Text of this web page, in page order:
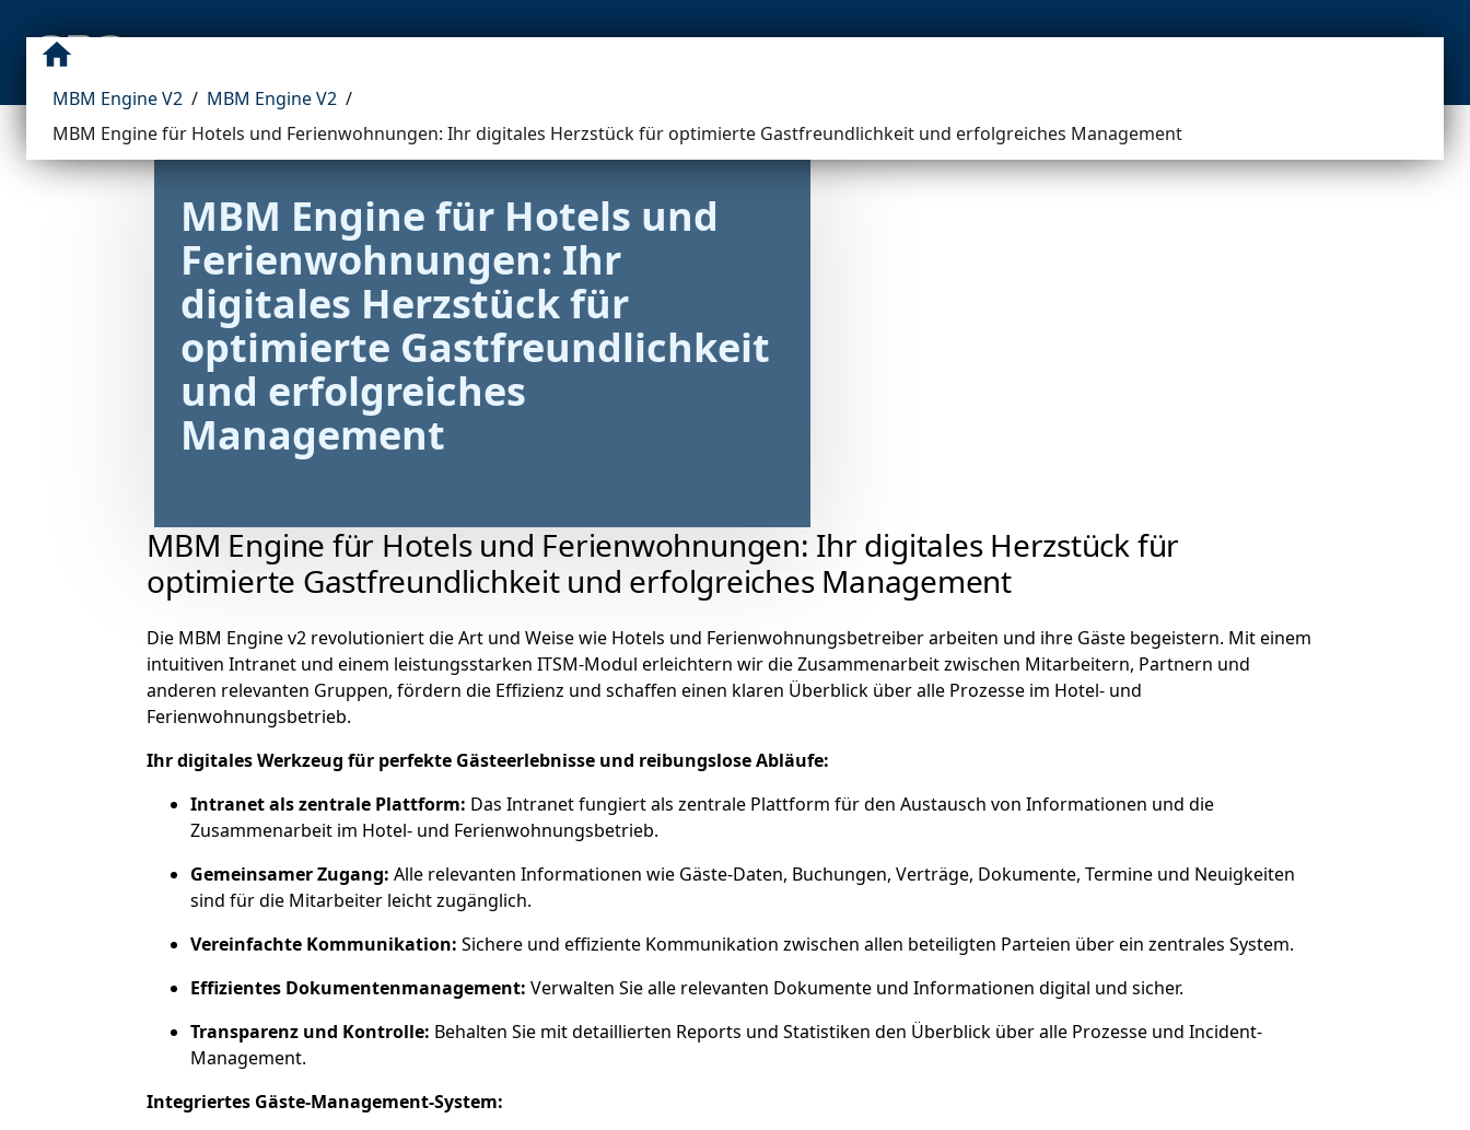
MBM Engine V2 / MBM Engine V2 /
MBM Engine für Hotels und Ferienwohnungen: Ihr digitales Herzstück für optimierte Gastfreundlichkeit und erfolgreiches Management
MBM Engine für Hotels und
Ferienwohnungen: Ihr
digitales Herzstück für
optimierte Gastfreundlichkeit
und erfolgreiches
Management
MBM Engine für Hotels und Ferienwohnungen: Ihr digitales Herzstück für
optimierte Gastfreundlichkeit und erfolgreiches Management
Die MBM Engine v2 revolutioniert die Art und Weise wie Hotels und Ferienwohnungsbetreiber arbeiten und ihre Gäste begeistern. Mit einem
intuitiven Intranet und einem leistungsstarken ITSM-Modul erleichtern wir die Zusammenarbeit zwischen Mitarbeitern, Partnern und
anderen relevanten Gruppen, fördern die Effizienz und schaffen einen klaren Überblick über alle Prozesse im Hotel- und
Ferienwohnungsbetrieb.
Ihr digitales Werkzeug für perfekte Gästeerlebnisse und reibungslose Abläufe:
Intranet als zentrale Plattform: Das Intranet fungiert als zentrale Plattform für den Austausch von Informationen und die
Zusammenarbeit im Hotel- und Ferienwohnungsbetrieb.
Gemeinsamer Zugang: Alle relevanten Informationen wie Gäste-Daten, Buchungen, Verträge, Dokumente, Termine und Neuigkeiten
sind für die Mitarbeiter leicht zugänglich.
Vereinfachte Kommunikation: Sichere und effiziente Kommunikation zwischen allen beteiligten Parteien über ein zentrales System.
Effizientes Dokumentenmanagement: Verwalten Sie alle relevanten Dokumente und Informationen digital und sicher.
Transparenz und Kontrolle: Behalten Sie mit detaillierten Reports und Statistiken den Überblick über alle Prozesse und Incident-
Management.
Integriertes Gäste-Management-System: